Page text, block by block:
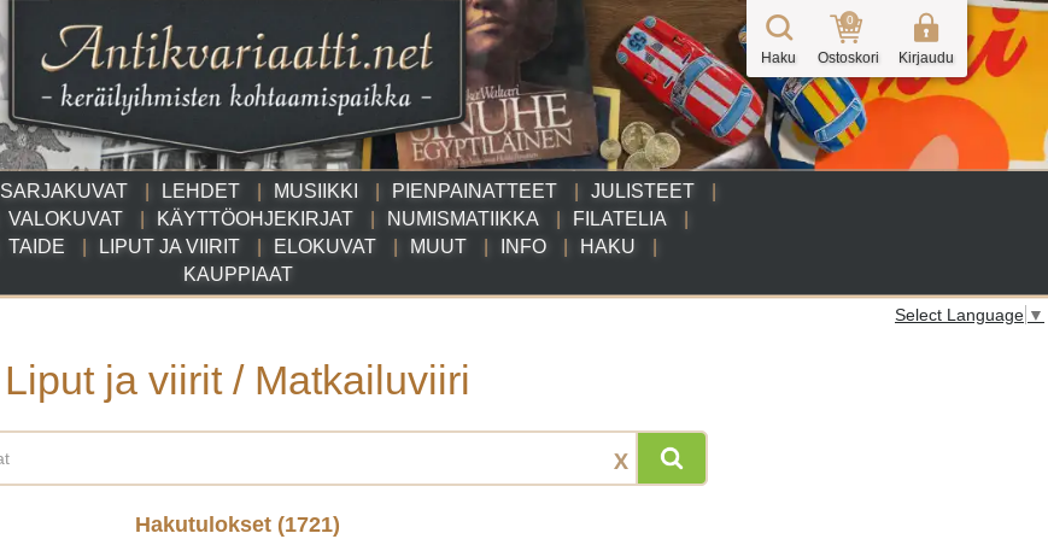
SARJAKUVAT LEHDET MUSIIKKI PIENPAINATTEET
JULISTEET
VALOKUVAT KÄYTTÖOHJEKIRJAT NUMISMATIIKKA
FILATELIA
TAIDE LIPUT JA VIIRIT ELOKUVAT MUUT INFO
HAKU
KAUPPIAAT
Haku
0
Ostoskori Kirjaudu
Select Language ▼
Liput ja viirit / Matkailuviiri
X
Hakutulokset (1721)